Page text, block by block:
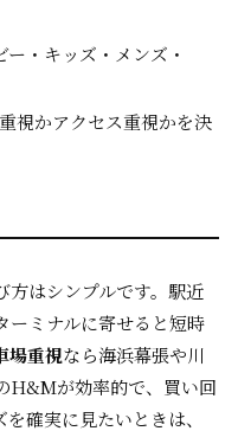
ー・キッズ・メンズ・
重視かアクセス重視かを決
方はシンプルです。駅近
ーミナルに寄せると短時
場重視なら海浜幕張や川
H&Mが効率的で、買い回
確実に見たいときは、